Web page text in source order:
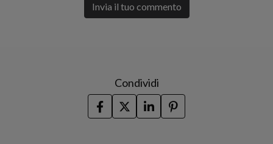
Invia il tuo commento
Condividi